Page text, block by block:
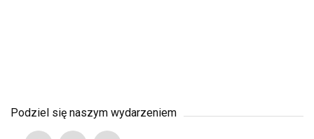
Podziel się naszym wydarzeniem